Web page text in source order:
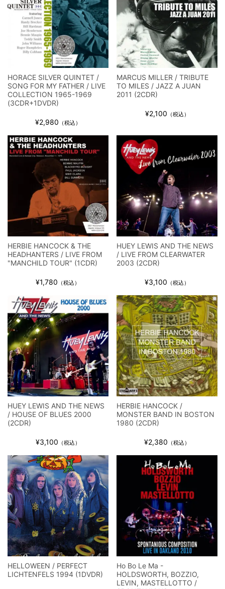
HORACE SILVER QUINTET /
SONG FOR MY FATHER / LIVE
COLLECTION 1965-1969
(3CDR+1DVDR)
¥2,980 （税込）
MARCUS MILLER / TRIBUTE
TO MILES / JAZZ A JUAN
2011 (2CDR)
¥2,100 （税込）
HERBIE HANCOCK & THE
HEADHANTERS / LIVE FROM
"MANCHILD TOUR" (1CDR)
¥1,780 （税込）
HUEY LEWIS AND THE NEWS
/ LIVE FROM CLEARWATER
2003 (2CDR)
¥3,100 （税込）
HUEY LEWIS AND THE NEWS
/ HOUSE OF BLUES 2000
(2CDR)
¥3,100 （税込）
HERBIE HANCOCK /
MONSTER BAND IN BOSTON
1980 (2CDR)
¥2,380 （税込）
HELLOWEEN / PERFECT
LICHTENFELS 1994 (1DVDR)
Ho Bo Le Ma -
HOLDSWORTH, BOZZIO,
LEVIN, MASTELLOTTO /